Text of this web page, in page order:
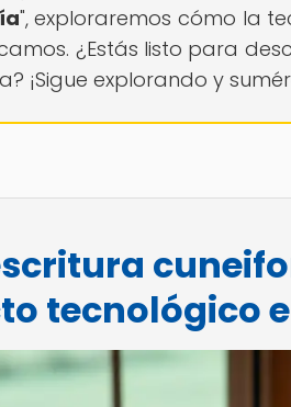
", exploraremos cómo la
¿Estás listo para
¡Sigue explorando y
tecnológico